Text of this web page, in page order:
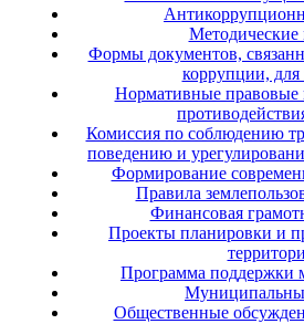
Методические
Формы документов,
коррупции, для
Нормативные правовые
Комиссия по соблюдению
поведению и
Формирование
Правила
Финансовая
Проекты планировки и
Программа поддержки
Общественные